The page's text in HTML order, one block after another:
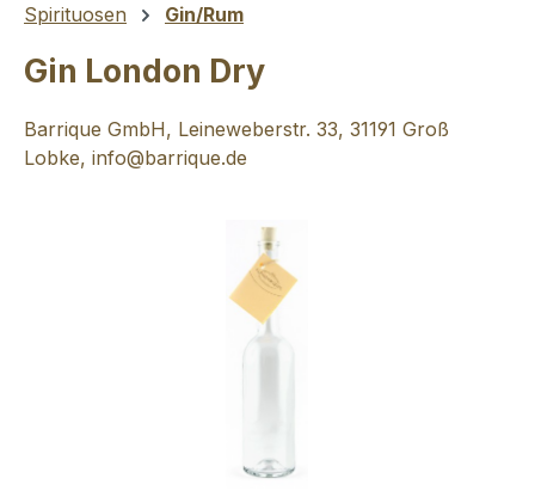
Spirituosen Gin/Rum
Gin London Dry
Barrique GmbH, Leineweberstr. 33, 31191 Groß
Lobke, info@barrique.de
Bildergalerie überspringen